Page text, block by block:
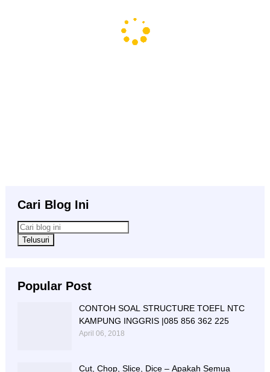
Cari Blog Ini
Popular Post
CONTOH SOAL STRUCTURE TOEFL NTC
KAMPUNG INGGRIS |085 856 362 225
April 06, 2018
Cut, Chop, Slice, Dice – Apakah Semua